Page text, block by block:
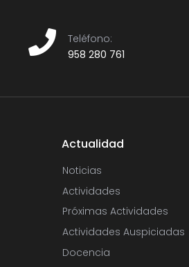
Teléfono:​
958 280 761
Actualidad
Noticias
Actividades
Próximas Actividades
Actividades Auspiciadas
Docencia